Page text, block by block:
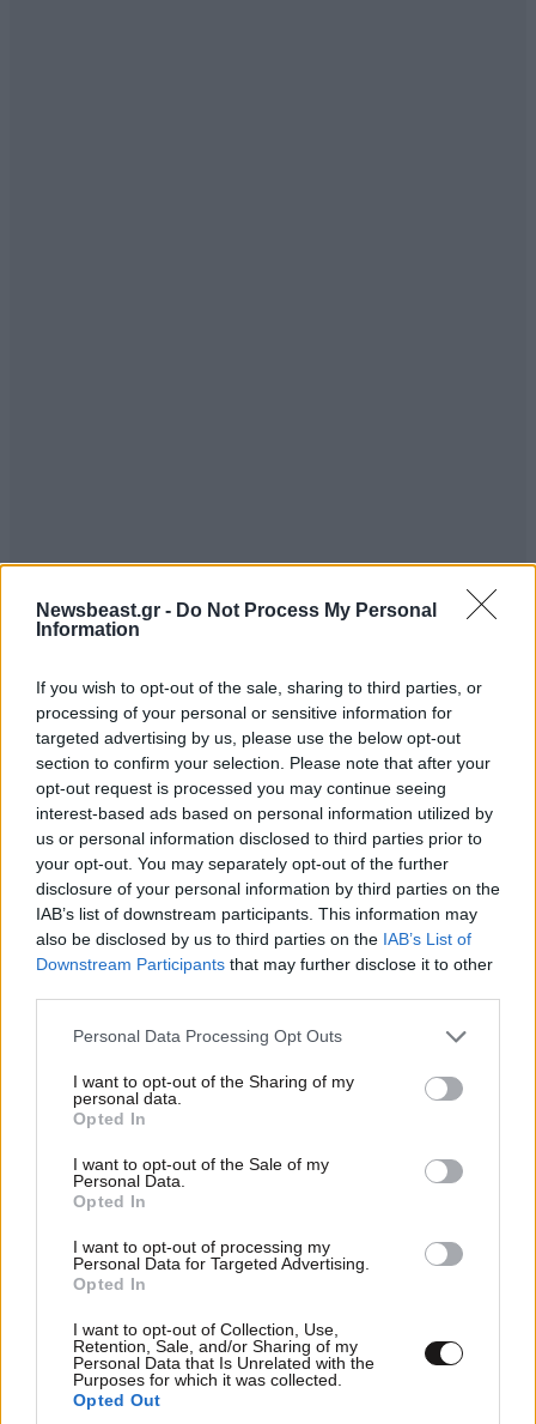
Newsbeast.gr - Do Not Process My Personal
Information
If you wish to opt-out of the sale, sharing to third parties, or
processing of your personal or sensitive information for
targeted advertising by us, please use the below opt-out
section to confirm your selection. Please note that after your
opt-out request is processed you may continue seeing
interest-based ads based on personal information utilized by
us or personal information disclosed to third parties prior to
your opt-out. You may separately opt-out of the further
disclosure of your personal information by third parties on the
IAB’s list of downstream participants. This information may
also be disclosed by us to third parties on the IAB’s List of
Downstream Participants that may further disclose it to other
Please note that this website/app uses one or more Google
not limited to your visit or usage behaviour. You may click to
grant or deny consent to Google and its third-party tags to
use your data for below specified purposes in below Google
consent section.
Personal Data Processing Opt Outs
I want to opt-out of the Sharing of my
personal data.
Opted In
I want to opt-out of the Sale of my
Personal Data.
Opted In
I want to opt-out of processing my
Personal Data for Targeted Advertising.
Opted In
I want to opt-out of Collection, Use,
Retention, Sale, and/or Sharing of my
Personal Data that Is Unrelated with the
Purposes for which it was collected.
Opted Out
33χρονος ανέβηκε σε βράχο 20 μέτρων μέσα
στη θάλασσα στη Μήλο και δεν μπορούσε να
κατέβει – Στήθηκε επιχείρηση διάσωσης